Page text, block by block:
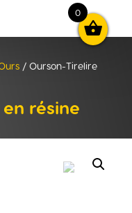

/ Ourson-Tirelire
résine
0